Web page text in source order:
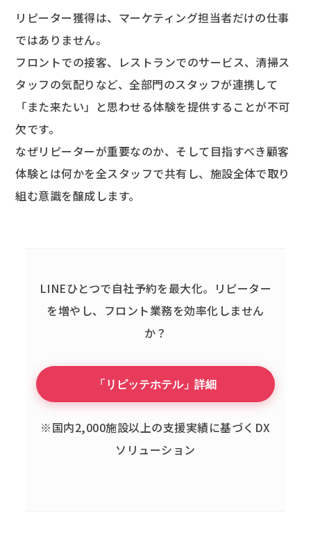
リピーター獲得は、マーケティング担当者だけの仕事
ではありません。
フロントでの接客、レストランでのサービス、清掃ス
タッフの気配りなど、全部門のスタッフが連携して
「また来たい」と思わせる体験を提供することが不可
欠です。
なぜリピーターが重要なのか、そして目指すべき顧客
体験とは何かを全スタッフで共有し、施設全体で取り
組む意識を醸成します。
LINEひとつで自社予約を最大化。 リピーター
を増やし、フロント業務を効率化しません
か？
「リピッテホテル」詳細
※国内2,000施設以上の支援実績に基づくDX
ソリューション